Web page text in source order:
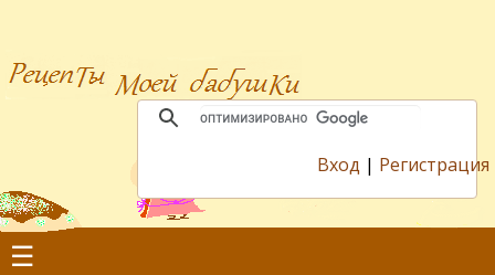
Вход | Регистрация
☰